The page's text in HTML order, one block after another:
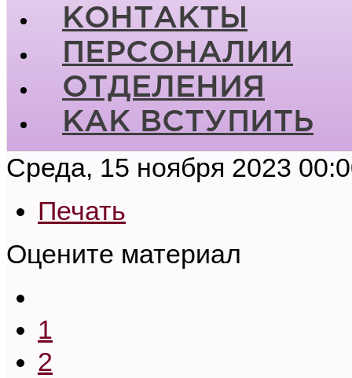
КОНТАКТЫ
ПЕРСОНАЛИИ
ОТДЕЛЕНИЯ
КАК ВСТУПИТЬ
Среда, 15 ноября 2023
Печать
Оцените материал
1
2